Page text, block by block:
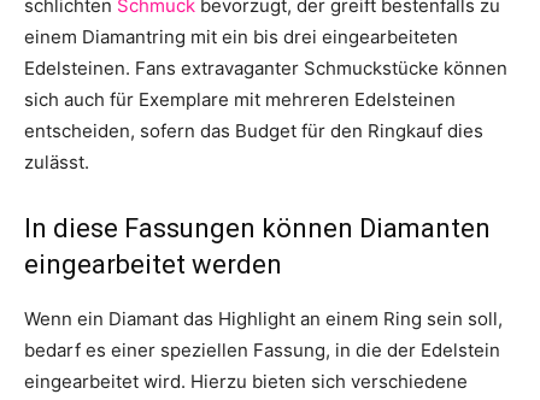
schlichten Schmuck bevorzugt, der greift bestenfalls zu
einem Diamantring mit ein bis drei eingearbeiteten
Edelsteinen. Fans extravaganter Schmuckstücke können
sich auch für Exemplare mit mehreren Edelsteinen
entscheiden, sofern das Budget für den Ringkauf dies
zulässt.
In diese Fassungen können Diamanten
eingearbeitet werden
Wenn ein Diamant das Highlight an einem Ring sein soll,
bedarf es einer speziellen Fassung, in die der Edelstein
eingearbeitet wird. Hierzu bieten sich verschiedene